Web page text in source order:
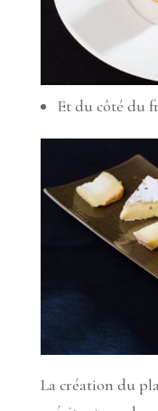
Et du côté du
La création du